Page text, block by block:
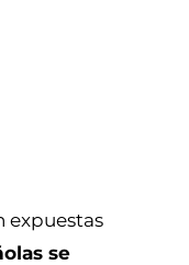
expuestas
se